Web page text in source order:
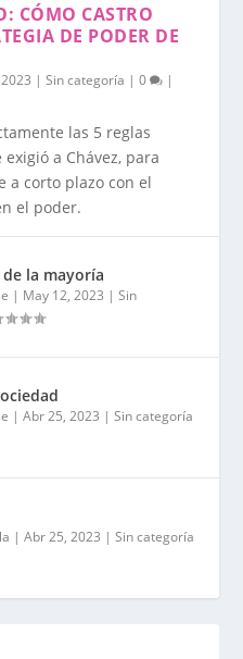
CÓMO CASTRO
DE PODER DE
|Sin categoría |0 |
las 5 reglas
a Chávez, para
a corto plazo con el
el poder.
la mayoría
| May 12, 2023 |Sin
|Abr 25, 2023 |Sin categoría
|Abr 25, 2023 |Sin categoría